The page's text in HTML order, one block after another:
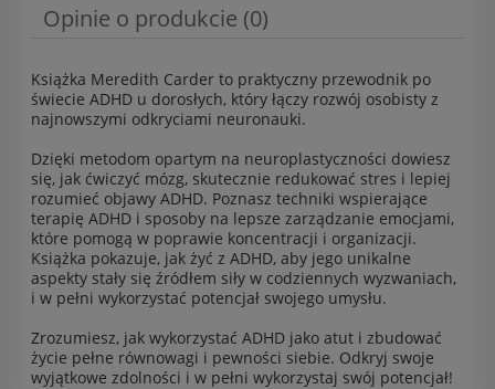
Opinie o produkcie (0)
Książka Meredith Carder to praktyczny przewodnik po
świecie ADHD u dorosłych, który łączy rozwój osobisty z
najnowszymi odkryciami neuronauki.
Dzięki metodom opartym na neuroplastyczności dowiesz
się, jak ćwiczyć mózg, skutecznie redukować stres i lepiej
rozumieć objawy ADHD. Poznasz techniki wspierające
terapię ADHD i sposoby na lepsze zarządzanie emocjami,
które pomogą w poprawie koncentracji i organizacji.
Książka pokazuje, jak żyć z ADHD, aby jego unikalne
aspekty stały się źródłem siły w codziennych wyzwaniach,
i w pełni wykorzystać potencjał swojego umysłu.
Zrozumiesz, jak wykorzystać ADHD jako atut i zbudować
życie pełne równowagi i pewności siebie. Odkryj swoje
wyjątkowe zdolności i w pełni wykorzystaj swój potencjał!